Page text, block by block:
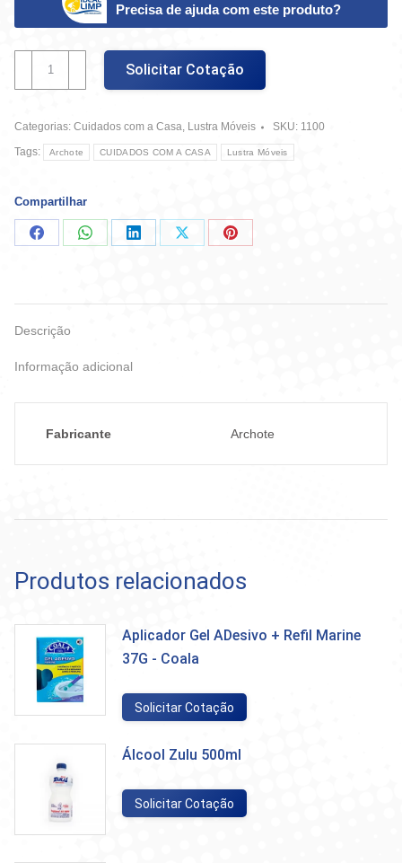
Precisa de ajuda com este produto?
Lustra
Móveis
200ml
quantidade
Solicitar Cotação
Categorias: Cuidados com a Casa, Lustra Móveis SKU: 1100
Tags:
Archote CUIDADOS COM A CASA Lustra Móveis
Compartilhar
CompartilharCompartilharCompartilharCompartilharCompartilhar
Descrição
Informação adicional
Fabricante Archote
Produtos relacionados
Aplicador Gel ADesivo + Refil Marine
37G - Coala
Solicitar Cotação
Álcool Zulu 500ml
Solicitar Cotação